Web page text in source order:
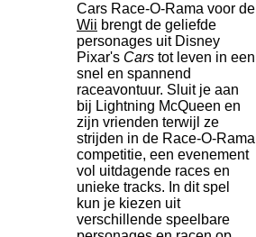
Cars Race-O-Rama voor de
Wii brengt de geliefde
personages uit Disney
Pixar's Cars tot leven in een
snel en spannend
raceavontuur. Sluit je aan
bij Lightning McQueen en
zijn vrienden terwijl ze
strijden in de Race-O-Rama
competitie, een evenement
vol uitdagende races en
unieke tracks. In dit spel
kun je kiezen uit
verschillende speelbare